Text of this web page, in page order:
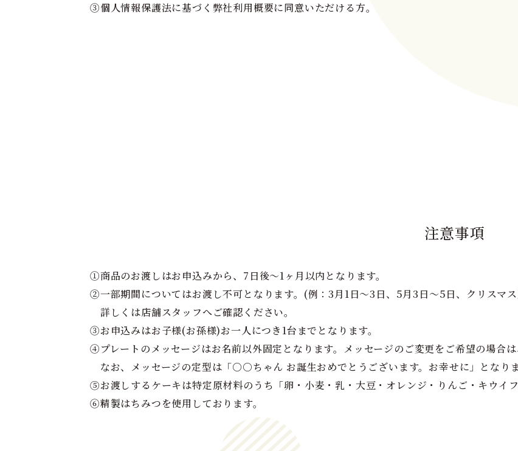
③個人情報保護法に基づく弊社利用概要に同意いただける方。
注意事項
①商品のお渡しはお申込みから、7日後～1ヶ月以内となります。
②一部期間についてはお渡し不可となります。(例：3月1日～3日、5月3日～5日、クリスマ
詳しくは店舗スタッフへご確認ください。
③お申込みはお子様(お孫様)お一人につき1台までとなります。
④プレートのメッセージはお名前以外固定となります。メッセージのご変更をご希望の場合
なお、メッセージの定型は「○○ちゃん お誕生おめでとうございます。お幸せに」となりま
⑤お渡しするケーキは特定原材料のうち「卵・小麦・乳・大豆・オレンジ・りんご・キウイフ
⑥精製はちみつを使用しております。